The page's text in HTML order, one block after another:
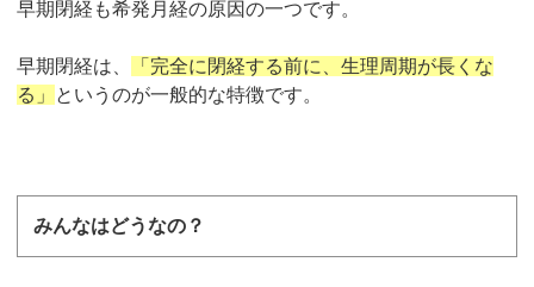
早期閉経も希発月経の原因の一つです。
早期閉経は、
「完全に閉経する前に、生理周期が長くな
る」 というのが一般的な特徴です。
みんなはどうなの？